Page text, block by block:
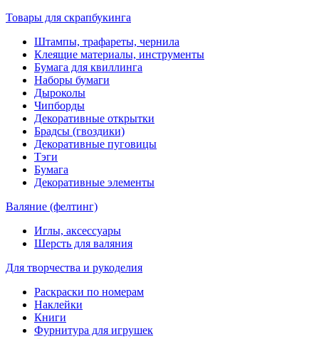
Товары для скрапбукинга
Штампы, трафареты, чернила
Клеящие материалы, инструменты
Бумага для квиллинга
Наборы бумаги
Дыроколы
Чипборды
Декоративные открытки
Брадсы (гвоздики)
Декоративные пуговицы
Тэги
Бумага
Декоративные элементы
Валяние (фелтинг)
Иглы, аксессуары
Шерсть для валяния
Для творчества и рукоделия
Раскраски по номерам
Наклейки
Книги
Фурнитура для игрушек